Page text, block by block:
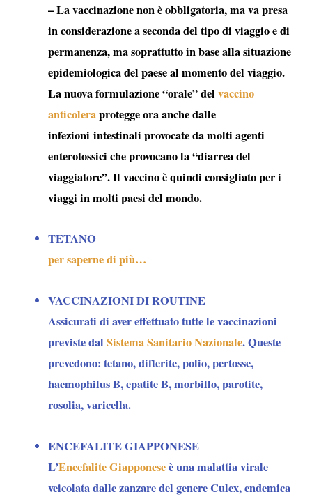
– La vaccinazione non è obbligatoria, ma va presa
in considerazione a seconda del tipo di viaggio e di
permanenza, ma soprattutto in base alla situazione
epidemiologica del paese al momento del viaggio.
La nuova formulazione “orale” del vaccino
anticoleraprotegge ora anche dalle
infezioni intestinali provocate da molti agenti
enterotossici che provocano la “diarrea del
viaggiatore”. Il vaccino è quindi consigliato per i
viaggi in molti paesi del mondo.
TETANO
per saperne di più…
VACCINAZIONI DI ROUTINE
Assicurati di aver effettuato tutte le vaccinazioni
previste dalSistema Sanitario Nazionale. Queste
prevedono: tetano, difterite, polio, pertosse,
haemophilus B, epatite B, morbillo, parotite,
rosolia, varicella.
ENCEFALITE GIAPPONESE
L’Encefalite Giapponeseè una malattia virale
veicolata dalle zanzare del genere Culex, endemica